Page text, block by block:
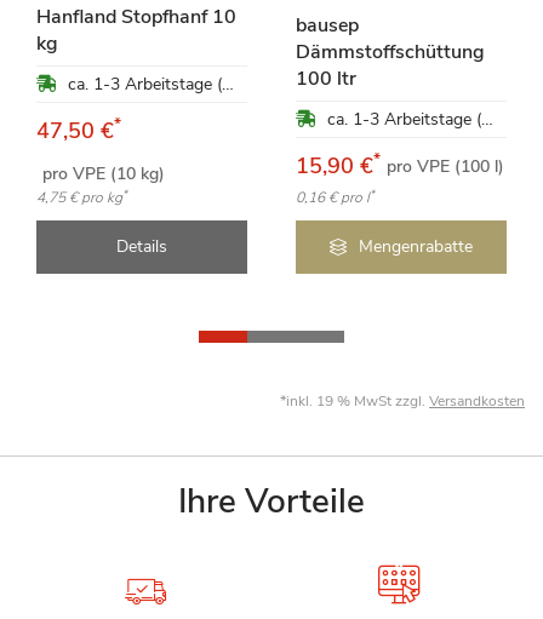
Hanfland Stopfhanf 10
kg
ca. 1-3 Arbeitstage (Mo-Fr)
47,50 €*
pro VPE (10 kg)
4,75 €pro kg*
Details
bausep
Dämmstoffschüttung
100 ltr
ca. 1-3 Arbeitstage (Mo-Fr)
15,90 €* pro VPE (100 l)
0,16 €pro l*
Mengenrabatte
*inkl. 19 % MwSt zzgl. Versandkosten
Ihre Vorteile